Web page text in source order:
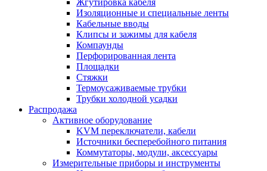
Изоляционные и специальные ленты
Кабельные вводы
Клипсы и зажимы для кабеля
Компаунды
Перфорированная лента
Площадки
Стяжки
Термоусаживаемые трубки
Трубки холодной усадки
Распродажа
Активное оборудование
KVM переключатели, кабели
Источники бесперебойного питания
Коммутаторы, модули, аксессуары
Измерительные приборы и инструменты